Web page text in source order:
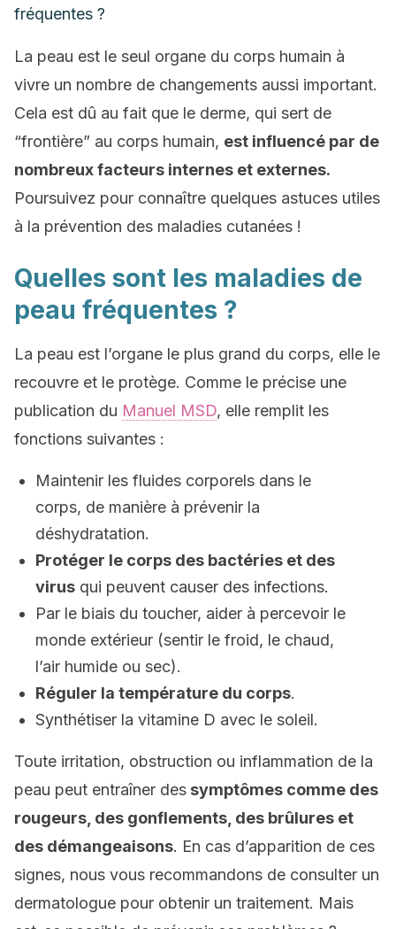
fréquentes ?
La peau est le seul organe du corps humain à
vivre un nombre de changements aussi important.
Cela est dû au fait que le derme, qui sert de
“frontière” au corps humain, est influencé par de
nombreux facteurs internes et externes.
Poursuivez pour connaître quelques astuces utiles
à la prévention des maladies cutanées !
Quelles sont les maladies de
peau fréquentes ?
La peau est l’organe le plus grand du corps, elle le
recouvre et le protège. Comme le précise une
publication du Manuel MSD, elle remplit les
fonctions suivantes :
Maintenir les fluides corporels dans le
corps, de manière à prévenir la
déshydratation.
Protéger le corps des bactéries et des
virus qui peuvent causer des infections.
Par le biais du toucher, aider à percevoir le
monde extérieur (sentir le froid, le chaud,
l’air humide ou sec).
Réguler la température du corps.
Synthétiser la vitamine D avec le soleil.
Toute irritation, obstruction ou inflammation de la
peau peut entraîner des symptômes comme des
rougeurs, des gonflements, des brûlures et
des démangeaisons. En cas d’apparition de ces
signes, nous vous recommandons de consulter un
dermatologue pour obtenir un traitement. Mais